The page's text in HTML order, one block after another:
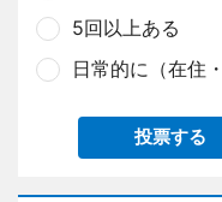
5回以上ある
日常的に（在住
投票する